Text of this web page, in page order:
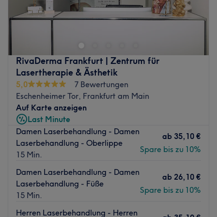
Zurück zur Salonansicht
Cosmos Cosmetics ist ein renommiertes Kosmetikstudio in
Frankfurt. Dieses exklusive Studio bietet hochwertige
Schönheitsbehandlungen in einer entspannten und
Nächste öffentliche Verkehrsmittel:
Die Haltestelle Baseler Platz befindet sich nur 6
Gehminuten vom Studio entfernt.
Das Team
Ein kleines, engagiertes Team kümmert sich in Cosmos
Cosmetics Frankfurt um die Kunden. Jedes Mitglied des
Teams ist darauf spezialisiert, den Kunden ein
erstklassiges und zufriedenstellendes Erlebnis zu bieten.
Sie setzen ihr Fachwissen und ihre Erfahrung ein, um
sicherzustellen, dass jeder Kunde sich wohl und gepflegt
fühlt.
Was uns an dem Salon gefällt
RivaDerma Frankfurt | Zentrum für
Lasertherapie & Ästhetik
5,0
7 Bewertungen
Eschenheimer Tor, Frankfurt am Main
Auf Karte anzeigen
Last Minute
Damen Laserbehandlung - Damen
Laserbehandlung - Oberlippe
15 Min.
ab 35,10 €
Spare bis zu 10%
Damen Laserbehandlung - Damen
Laserbehandlung - Füße
15 Min.
ab 26,10 €
Spare bis zu 10%
Herren Laserbehandlung - Herren